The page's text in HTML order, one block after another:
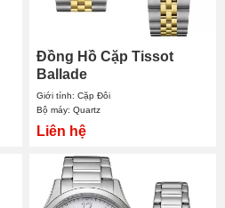
Đồng Hồ Cặp Tissot
Ballade
T156.410.22.031.00 -
T156.210.22.031.00
Giới tính: Cặp Đôi
Bộ máy: Quartz
Liên hệ